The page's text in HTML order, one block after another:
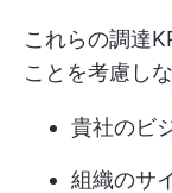
これらの調達
ことを考慮し
貴社のビ
組織のサ